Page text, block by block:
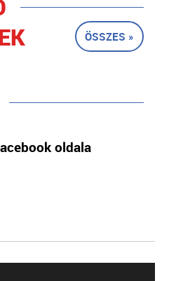
ÖSSZES »
oldala